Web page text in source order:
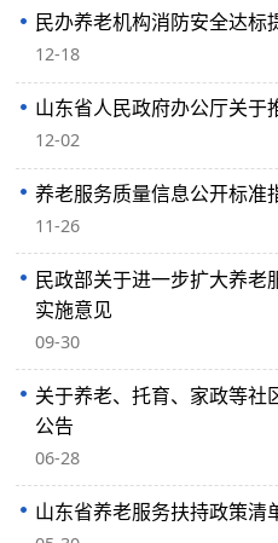
民办养老机构消防安全达标
12-18
山东省人民政府办公厅关于
12-02
养老服务质量信息公开标准
11-26
民政部关于进一步扩大养老
实施意见
09-30
关于养老、托育、家政等社
公告
06-28
山东省养老服务扶持政策清